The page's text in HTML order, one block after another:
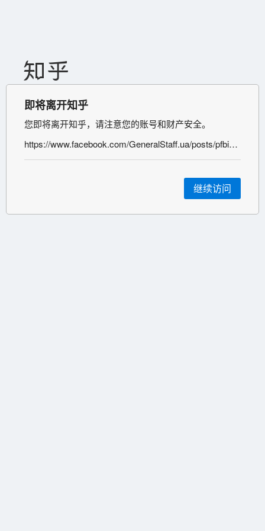
即将离开知乎
您即将离开知乎，请注意您的账号和财产安全。
https://www.facebook.com/GeneralStaff.ua/posts/pfbid05XEkbjKACXf3utEgWgDinq11fKmVFF6JRAhNvwB2AAfgpDMRnQeifenp66f9SAcEl;%C2%A0https://t.me/rlz_the_kraken/52942;%C2%A0https://www.facebook.com/watch/?v=3313438135606276;
继续访问